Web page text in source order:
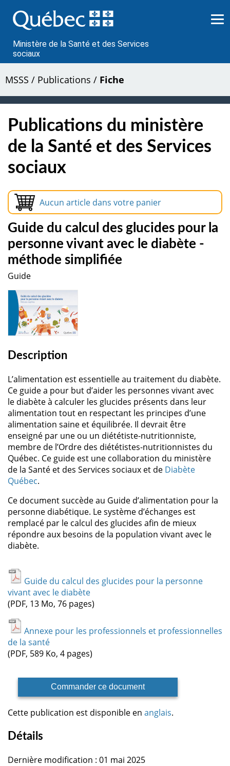
au
contenu
Ministère de la Santé et des Services
sociaux
MSSS / Publications / Fiche
Publications du ministère
de la Santé et des Services
sociaux
Aucun article dans votre panier
Guide du calcul des glucides pour la
personne vivant avec le diabète -
méthode simplifiée
Guide
Description
L’alimentation est essentielle au traitement du diabète.
Ce guide a pour but d’aider les personnes vivant avec
le diabète à calculer les glucides présents dans leur
alimentation tout en respectant les principes d’une
alimentation saine et équilibrée. Il devrait être
enseigné par une ou un diététiste-nutritionniste,
membre de l’Ordre des diététistes-nutritionnistes du
Québec. Ce guide est une collaboration du ministère
de la Santé et des Services sociaux et de Diabète
Québec.
Ce document succède au Guide d’alimentation pour la
personne diabétique. Le système d’échanges est
remplacé par le calcul des glucides afin de mieux
répondre aux besoins de la population vivant avec le
diabète.
Guide du calcul des glucides pour la personne
vivant avec le diabète
(PDF, 13 Mo, 76 pages)
Annexe pour les professionnels et professionnelles
de la santé
(PDF, 589 Ko, 4 pages)
Commander ce document
Cette publication est disponible en anglais.
Détails
Dernière modification : 01 mai 2025